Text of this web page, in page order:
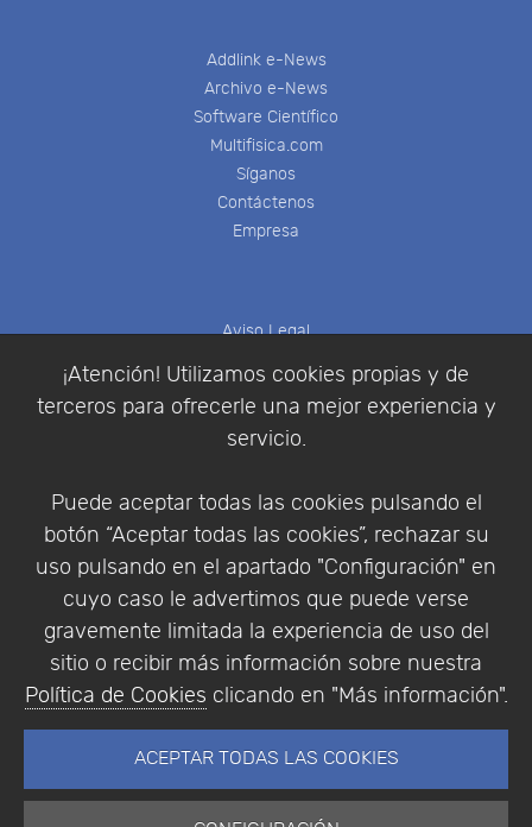
¡Atención! Utilizamos cookies propias y de
terceros para ofrecerle una mejor experiencia y
servicio.
Puede aceptar todas las cookies pulsando el
botón “Aceptar todas las cookies”, rechazar su
uso pulsando en el apartado "Configuración" en
cuyo caso le advertimos que puede verse
gravemente limitada la experiencia de uso del
sitio o recibir más información sobre nuestra
Política de Cookies clicando en "Más información".
ACEPTAR TODAS LAS COOKIES
Addlink e-News
Archivo e-News
Software Científico
Multifisica.com
Síganos
Contáctenos
Empresa
Aviso Legal
Política de Privacidad
Condiciones de compra
Identificarse
Empresa|Aviso Legal| Política de Privacidad |
Política de Cookies
© Copyright 1994 - 2026. Addlink Software
Científico, S.L.
Portugal.